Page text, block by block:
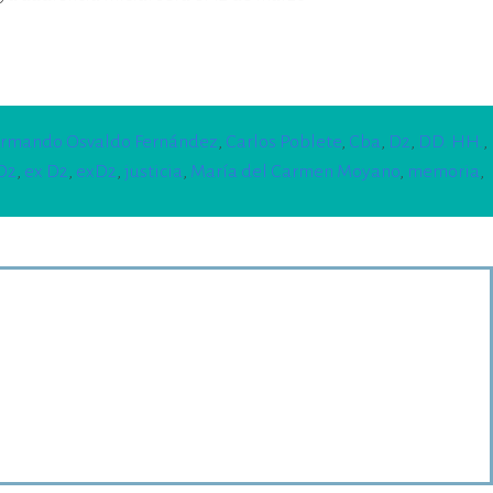
Osvaldo Fernández, Carlos Poblete, Cba, D2, DD. HH.,
, ex D2, exD2, justicia, María del Carmen Moyano, memoria,